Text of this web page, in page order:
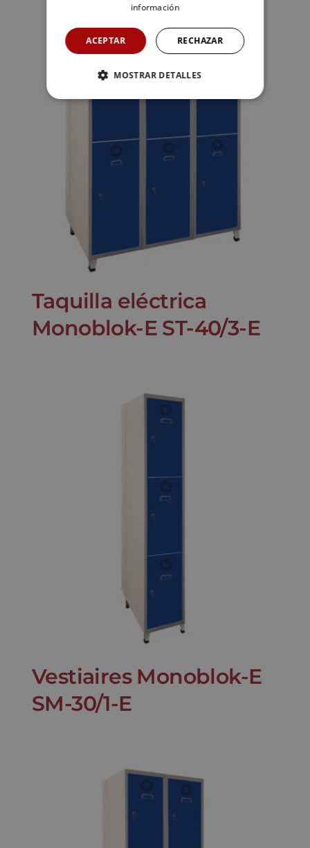
Taquilla eléctrica
Monoblok-E ST-40/3-E
Vestiaires Monoblok-E
SM-30/1-E
información
ACEPTAR RECHAZAR
MOSTRAR DETALLES